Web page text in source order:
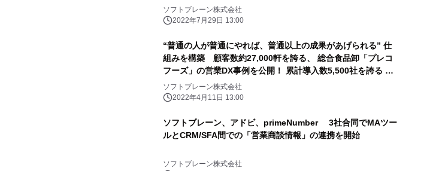
ソフトブレーン株式会社
2022年7月29日 13:00
“普通の人が普通にやれば、普通以上の成果があげられる” 仕
組みを構築 顧客数約27,000軒を誇る、 総合食品卸「プレコ
フーズ」の営業DX事例を公開！ 累計導入数5,500社を誇る ソ
フトブレーン「eセールスマネージャー」が支援
ソフトブレーン株式会社
2022年4月11日 13:00
ソフトブレーン、アドビ、primeNumber 3社合同でMAツー
ルとCRM/SFA間での「営業商談情報」の連携を開始
ソフトブレーン株式会社